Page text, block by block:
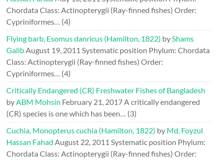
Chordata Class: Actinopterygii (Ray-finned fishes) Order:
Cypriniformes… (4)
Flying barb, Esomus danricus (Hamilton, 1822) byShams
GalibAugust 19, 2011 Systematic position Phylum: Chordata
Class: Actinopterygii (Ray-finned fishes) Order:
Cypriniformes… (4)
Critically Endangered (CR) Freshwater Fishes of Bangladesh
byABM Mohsin February 21, 2017A critically endangered
(CR) species is one which has been… (3)
Cuchia, Monopterus cuchia (Hamilton, 1822) by Md. Foyzul
Hassan Fahad August 22, 2011 Systematic position Phylum:
Chordata Class: Actinopterygii (Ray-finned fishes) Order: